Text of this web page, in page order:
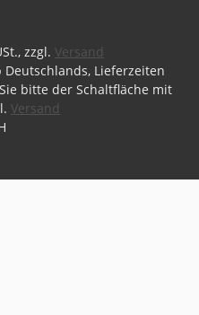
zzgl. Versand
Lieferzeiten
bitte der Schaltfläche mit
Versand